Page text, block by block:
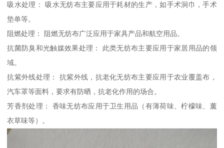
吸水处理： 吸水无纺布主要应用于耗材的生产，如手术洞巾，手术
垫单等。
阻燃处理： 阻燃无纺布广泛应用于家具产品和航空用品。
抗菌防臭和光触媒效果处理： 此类无纺布主要应用于家居用品的领
域。
抗紫外线处理： 抗紫外线，抗老化无纺布主要应用于农业覆盖布，
汽车罩等面料，要求有防晒，抗老化作用的场合。
芳香剂处理： 香味无纺布应用于卫生用品（有薄荷味、柠檬味、薰
衣草味等）。